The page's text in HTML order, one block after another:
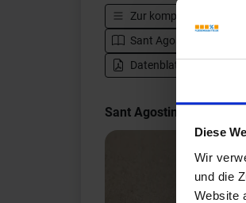
Diese
Wir
und die
Website
Zur kompletten Serie
Sant Agostino Duo -
Datenblatt
Sant Agostino Duo